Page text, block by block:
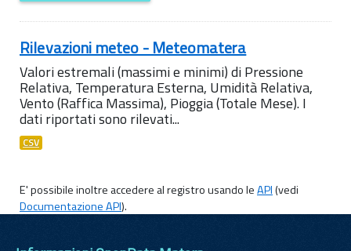
Rilevazioni meteo - Meteomatera
Valori estremali (massimi e minimi) di Pressione
Relativa, Temperatura Esterna, Umidità Relativa,
Vento (Raffica Massima), Pioggia (Totale Mese). I
dati riportati sono rilevati...
CSV
E' possibile inoltre accedere al registro usando leAPI(vedi
Documentazione API).